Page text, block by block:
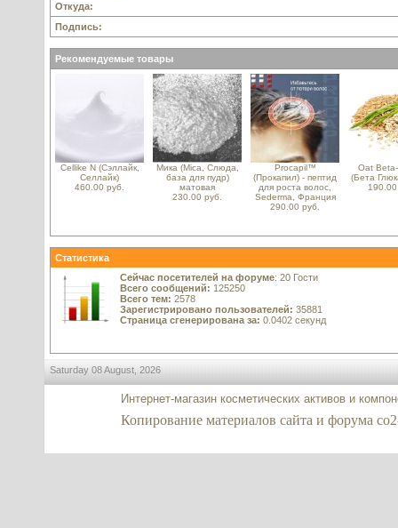
Откуда:
Подпись:
Рекомендуемые товары
Cellike N (Сэллайк,
Селлайк)
460.00 руб.
Мика (Mica, Слюда,
база для пудр)
матовая
230.00 руб.
Procapil™
(Прокапил) - пептид
для роста волос,
Sederma, Франция
290.00 руб.
Oat
(Бета
Статистика
Сейчас посетителей на форуме: 20 Гости
Всего сообщений: 125250
Всего тем: 2578
Зарегистрировано пользователей: 35881
Страница сгенерирована за: 0.0402 секунд
Saturday 08 August, 2026
Интернет-магазин косметических активов и
Копирование материалов сайта и форума